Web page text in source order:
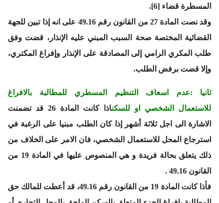
المسطرة قضاء [6].
وقد نصت المادة 27 من القانون رقم 49.16 على انه إذا تبين للجهة
القضائية المختصة صحة السبب المبني عليه الإنذار، قضت وفق
طلب المكري الرامي إلى المصادقة على الإنذار وإفراغ المكتري،
وإلا قضت برفض الطلب.
ثانيا :عدم اسعاف التنظيم المسطري للمطالبة بالافراغ
للاستعمال الشخصي او للسكن
اذا كانت المادة 26 قد تضمنت
الاشارة الى اجل ثلاثة أشهر إذا كان الطلب مبنيا على الرغبة في
استرجاع المحل للاستعمال الشخصي، فان الامر على الخلاف من
ذلك يتعلق بحالة فريدة و هي المنصوص عليها في المادة 19 من
القانون 49.16 .
فأذا كانت المادة 19 من القانون رقم 49.16، قد أعطت للمالك حق